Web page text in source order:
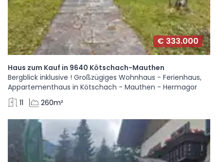
€ 333.000
Haus zum Kauf in 9640 Kötschach-Mauthen
Bergblick inklusive ! Großzügiges Wohnhaus - Ferienhaus,
Appartementhaus in Kötschach - Mauthen - Hermagor
11
260m²